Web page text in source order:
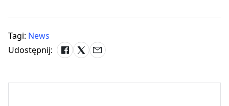
Tagi: News
Udostępnij: